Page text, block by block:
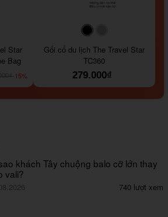
Star
Bag
-15%
#000000
Gối cổ du lịch The Travel Star
TC360
279.000₫
khách Tây chuộng balo cỡ lớn thay
vali?
740 lượt xem